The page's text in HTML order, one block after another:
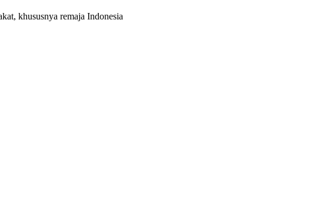
khususnya remaja Indonesia